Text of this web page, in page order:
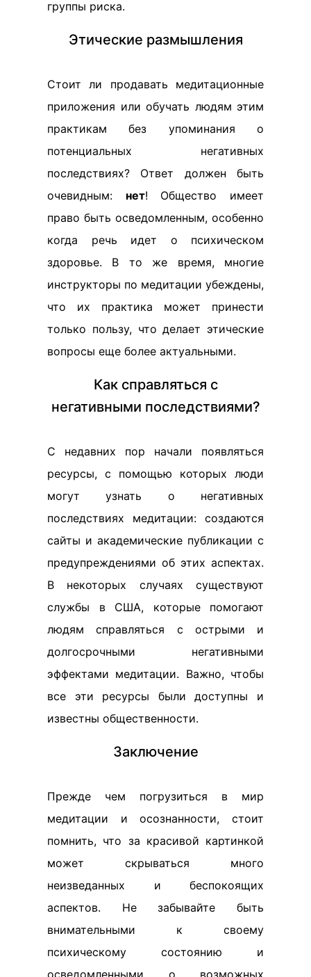
группы риска.
Этические размышления
Стоит ли продавать медитационные
приложения или обучать людям этим
практикам без упоминания о
потенциальных негативных
последствиях? Ответ должен быть
очевидным: нет! Общество имеет
право быть осведомленным, особенно
когда речь идет о психическом
здоровье. В то же время, многие
инструкторы по медитации убеждены,
что их практика может принести
только пользу, что делает этические
вопросы еще более актуальными.
Как справляться с
негативными последствиями?
С недавних пор начали появляться
ресурсы, с помощью которых люди
могут узнать о негативных
последствиях медитации: создаются
сайты и академические публикации с
предупреждениями об этих аспектах.
В некоторых случаях существуют
службы в США, которые помогают
людям справляться с острыми и
долгосрочными негативными
эффектами медитации. Важно, чтобы
все эти ресурсы были доступны и
известны общественности.
Заключение
Прежде чем погрузиться в мир
медитации и осознанности, стоит
помнить, что за красивой картинкой
может скрываться много
неизведанных и беспокоящих
аспектов. Не забывайте быть
внимательными к своему
психическому состоянию и
осведомленными о возможных